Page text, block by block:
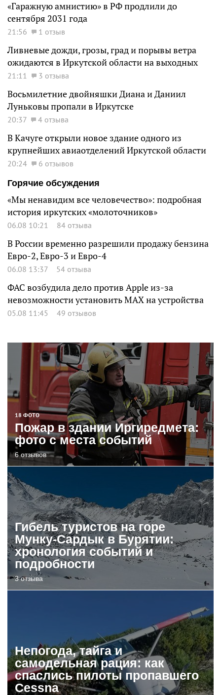
«Гаражную амнистию» в РФ продлили до
сентября 2031 года
21:56 1 отзыв
Ливневые дожди, грозы, град и порывы ветра
ожидаются в Иркутской области на выходных
21:11 3 отзыва
Восьмилетние двойняшки Диана и Даниил
Луньковы пропали в Иркутске
20:37 4 отзыва
В Качуге открыли новое здание одного из
крупнейших авиаотделений Иркутской области
20:24
6 отзывов
Горячие обсуждения
«Мы ненавидим все человечество»: подробная
история иркутских «молоточников»
06.08 10:21 84 отзыва
В России временно разрешили продажу бензина
Евро-2, Евро-3 и Евро-4
06.08 13:37 54 отзыва
ФАС возбудила дело против Apple из-за
невозможности установить MAX на устройства
05.08 11:45 49 отзывов
18 ФОТО
Пожар в здании Иргиредмета:
фото с места событий
6 отзывов
Гибель туристов на горе
Мунку-Сардык в Бурятии:
хронология событий и
подробности
3 отзыва
Непогода, тайга и
самодельная рация: как
спаслись пилоты пропавшего
Cessna